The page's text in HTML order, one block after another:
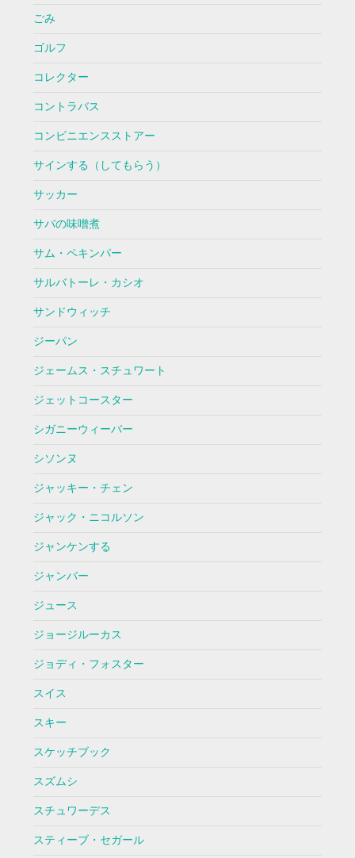
ごみ
ゴルフ
コレクター
コントラバス
コンビニエンスストアー
サインする（してもらう）
サッカー
サバの味噌煮
サム・ペキンパー
サルバトーレ・カシオ
サンドウィッチ
ジーパン
ジェームス・スチュワート
ジェットコースター
シガニーウィーバー
シソンヌ
ジャッキー・チェン
ジャック・ニコルソン
ジャンケンする
ジャンバー
ジュース
ジョージルーカス
ジョディ・フォスター
スイス
スキー
スケッチブック
スズムシ
スチュワーデス
スティーブ・セガール